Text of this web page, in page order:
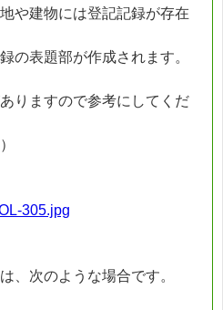
や建物には登記記録が存在
の表題部が作成されます。
りますので参考にしてくだ
305.jpg
、次のような場合です。